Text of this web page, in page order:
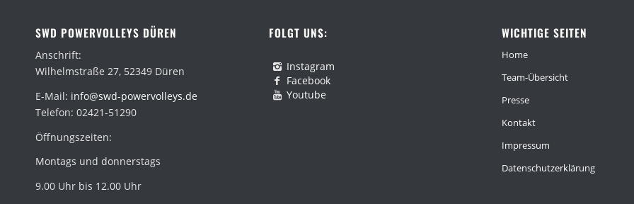
SWD POWERVOLLEYS DÜREN
Anschrift:
Wilhelmstraße 27, 52349 Düren
E-Mail: info@swd-powervolleys.de
Telefon: 02421-51290
Öffnungszeiten:
Montags und donnerstags
9.00 Uhr bis 12.00 Uhr
FOLGT UNS:
Instagram
Facebook
Youtube
WICHTIGE SEITEN
Home
Team-Übersicht
Presse
Kontakt
Impressum
Datenschutzerklärung